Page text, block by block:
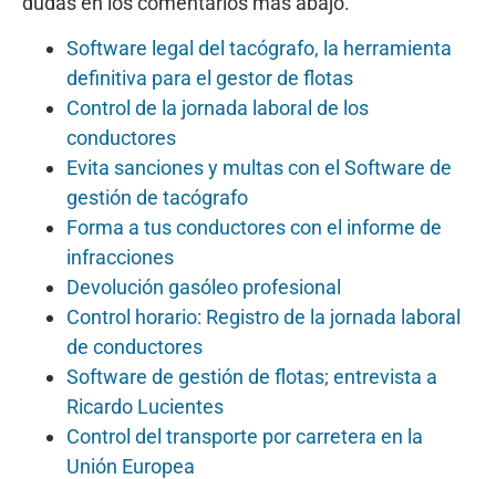
Software legal del tacógrafo, la herramienta
definitiva para el gestor de flotas
Control de la jornada laboral de los
conductores
Evita sanciones y multas con el Software de
gestión de tacógrafo
Forma a tus conductores con el informe de
infracciones
Devolución gasóleo profesional
Control horario: Registro de la jornada laboral
de conductores
Software de gestión de flotas; entrevista a
Ricardo Lucientes
Control del transporte por carretera en la
Unión Europea